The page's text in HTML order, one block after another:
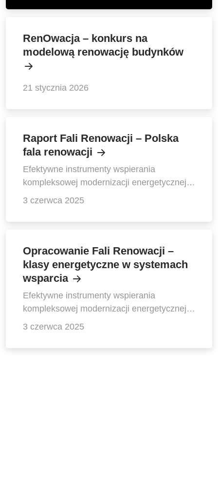
RenOwacja – konkurs na
modelową renowację budynków
21 stycznia 2026
Raport Fali Renowacji – Polska
fala renowacji
Efektywne instrumenty wspierania
kompleksowej modernizacji energetycznej
budynków w Polsce
3 czerwca 2025
Opracowanie Fali Renowacji –
klasy energetyczne w systemach
wsparcia
Efektywne instrumenty wspierania
kompleksowej modernizacji energetycznej
budynków w Polsce
3 czerwca 2025